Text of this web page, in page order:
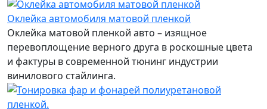
Оклейка автомобиля матовой пленкой
Оклейка матовой пленкой авто – изящное
перевоплощение верного друга в роскошные цвета
и фактуры в современной тюнинг индустрии
винилового стайлинга.